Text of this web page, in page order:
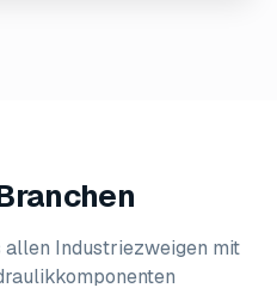
Industriezweigen mit